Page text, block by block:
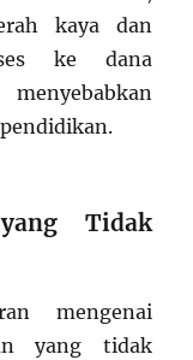
kaya dan
ke dana
Tidak
mengenai
yang tidak